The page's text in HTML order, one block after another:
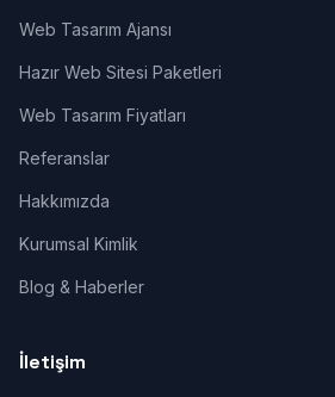
Web Tasarım Ajansı
Hazır Web Sitesi Paketleri
Web Tasarım Fiyatları
Referanslar
Hakkımızda
Kurumsal Kimlik
Blog & Haberler
İletişim